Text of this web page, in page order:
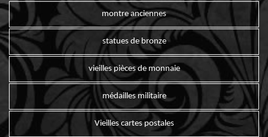
montre anciennes
statues de bronze
vieilles pièces de monnaie
médailles militaire
Vieilles cartes postales